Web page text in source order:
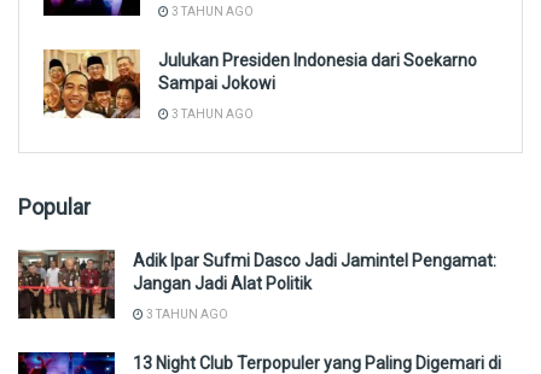
3 TAHUN AGO
Julukan Presiden Indonesia dari Soekarno
Sampai Jokowi
3 TAHUN AGO
Popular
Adik Ipar Sufmi Dasco Jadi Jamintel Pengamat:
Jangan Jadi Alat Politik
3 TAHUN AGO
13 Night Club Terpopuler yang Paling Digemari di